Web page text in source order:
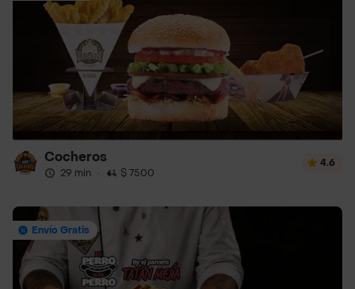
Cocheros
29 min · $ 7500
4.6
Envío Gratis